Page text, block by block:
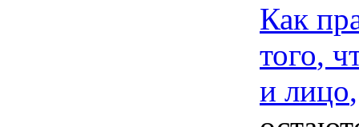
Как
того,
и лицо,